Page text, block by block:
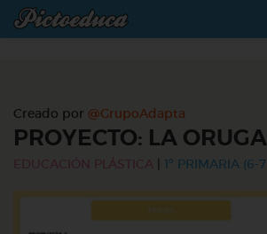
Creado por @GrupoAdapta
PROYECTO: LA
EDUCACIÓN PLÁSTICA 1º PRIMARIA (6-